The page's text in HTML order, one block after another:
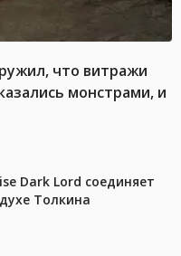
что витражи
монстрами, и
Dark Lord соединяет
Толкина